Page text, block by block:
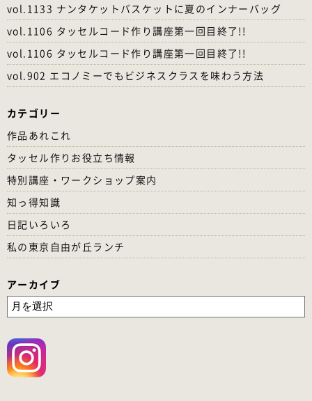
vol.1133 ナンタケットバスケットに夏のインナーバッグ
vol.1106 タッセルコード作り講座第一回目終了!!
vol.1106 タッセルコード作り講座第一回目終了!!
vol.902 エコノミーでもビジネスクラスを味わう方法
カテゴリー
作品あれこれ
タッセル作りお役立ち情報
特別講座・ワークショップ案内
知っ得知識
日記いろいろ
私の東京自由が丘ランチ
アーカイブ